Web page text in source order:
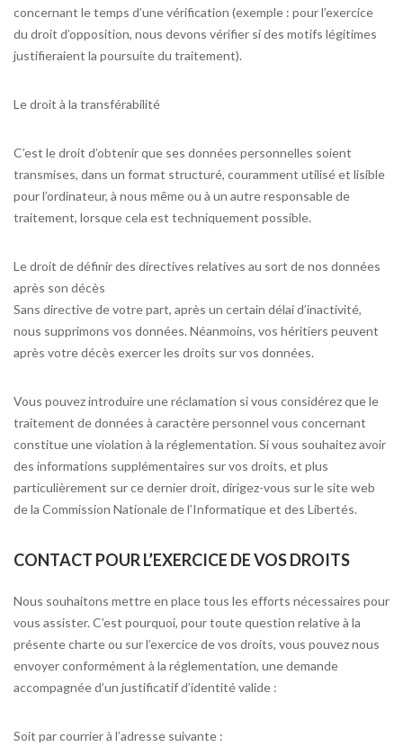
concernant le temps d’une vérification (exemple : pour l’exercice
du droit d’opposition, nous devons vérifier si des motifs légitimes
justifieraient la poursuite du traitement).
Le droit à la transférabilité
C’est le droit d’obtenir que ses données personnelles soient
transmises, dans un format structuré, couramment utilisé et lisible
pour l’ordinateur, à nous même ou à un autre responsable de
traitement, lorsque cela est techniquement possible.
Le droit de définir des directives relatives au sort de nos données
après son décès
Sans directive de votre part, après un certain délai d’inactivité,
nous supprimons vos données. Néanmoins, vos héritiers peuvent
après votre décès exercer les droits sur vos données.
Vous pouvez introduire une réclamation si vous considérez que le
traitement de données à caractère personnel vous concernant
constitue une violation à la réglementation. Si vous souhaitez avoir
des informations supplémentaires sur vos droits, et plus
particulièrement sur ce dernier droit, dirigez-vous sur le site web
de la Commission Nationale de l’Informatique et des Libertés.
CONTACT POUR L’EXERCICE DE VOS DROITS
Nous souhaitons mettre en place tous les efforts nécessaires pour
vous assister. C’est pourquoi, pour toute question relative à la
présente charte ou sur l’exercice de vos droits, vous pouvez nous
envoyer conformément à la réglementation, une demande
accompagnée d’un justificatif d’identité valide :
Soit par courrier à l’adresse suivante :